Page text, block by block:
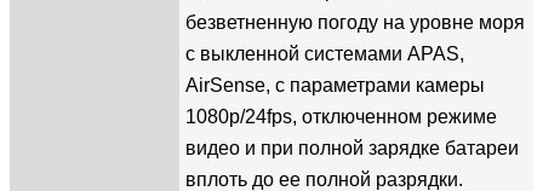
безветненную погоду на уровне моря
с выкленной системами APAS,
AirSense, с параметрами камеры
1080p/24fps, отключенном режиме
видео и при полной зарядке батареи
вплоть до ее полной разрядки.